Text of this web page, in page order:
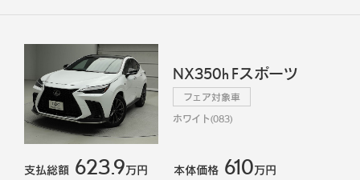
NX350h Fスポーツ
フェア対象車
ホワイト(083)
支払総額 623.9万円 本体価格 610万円